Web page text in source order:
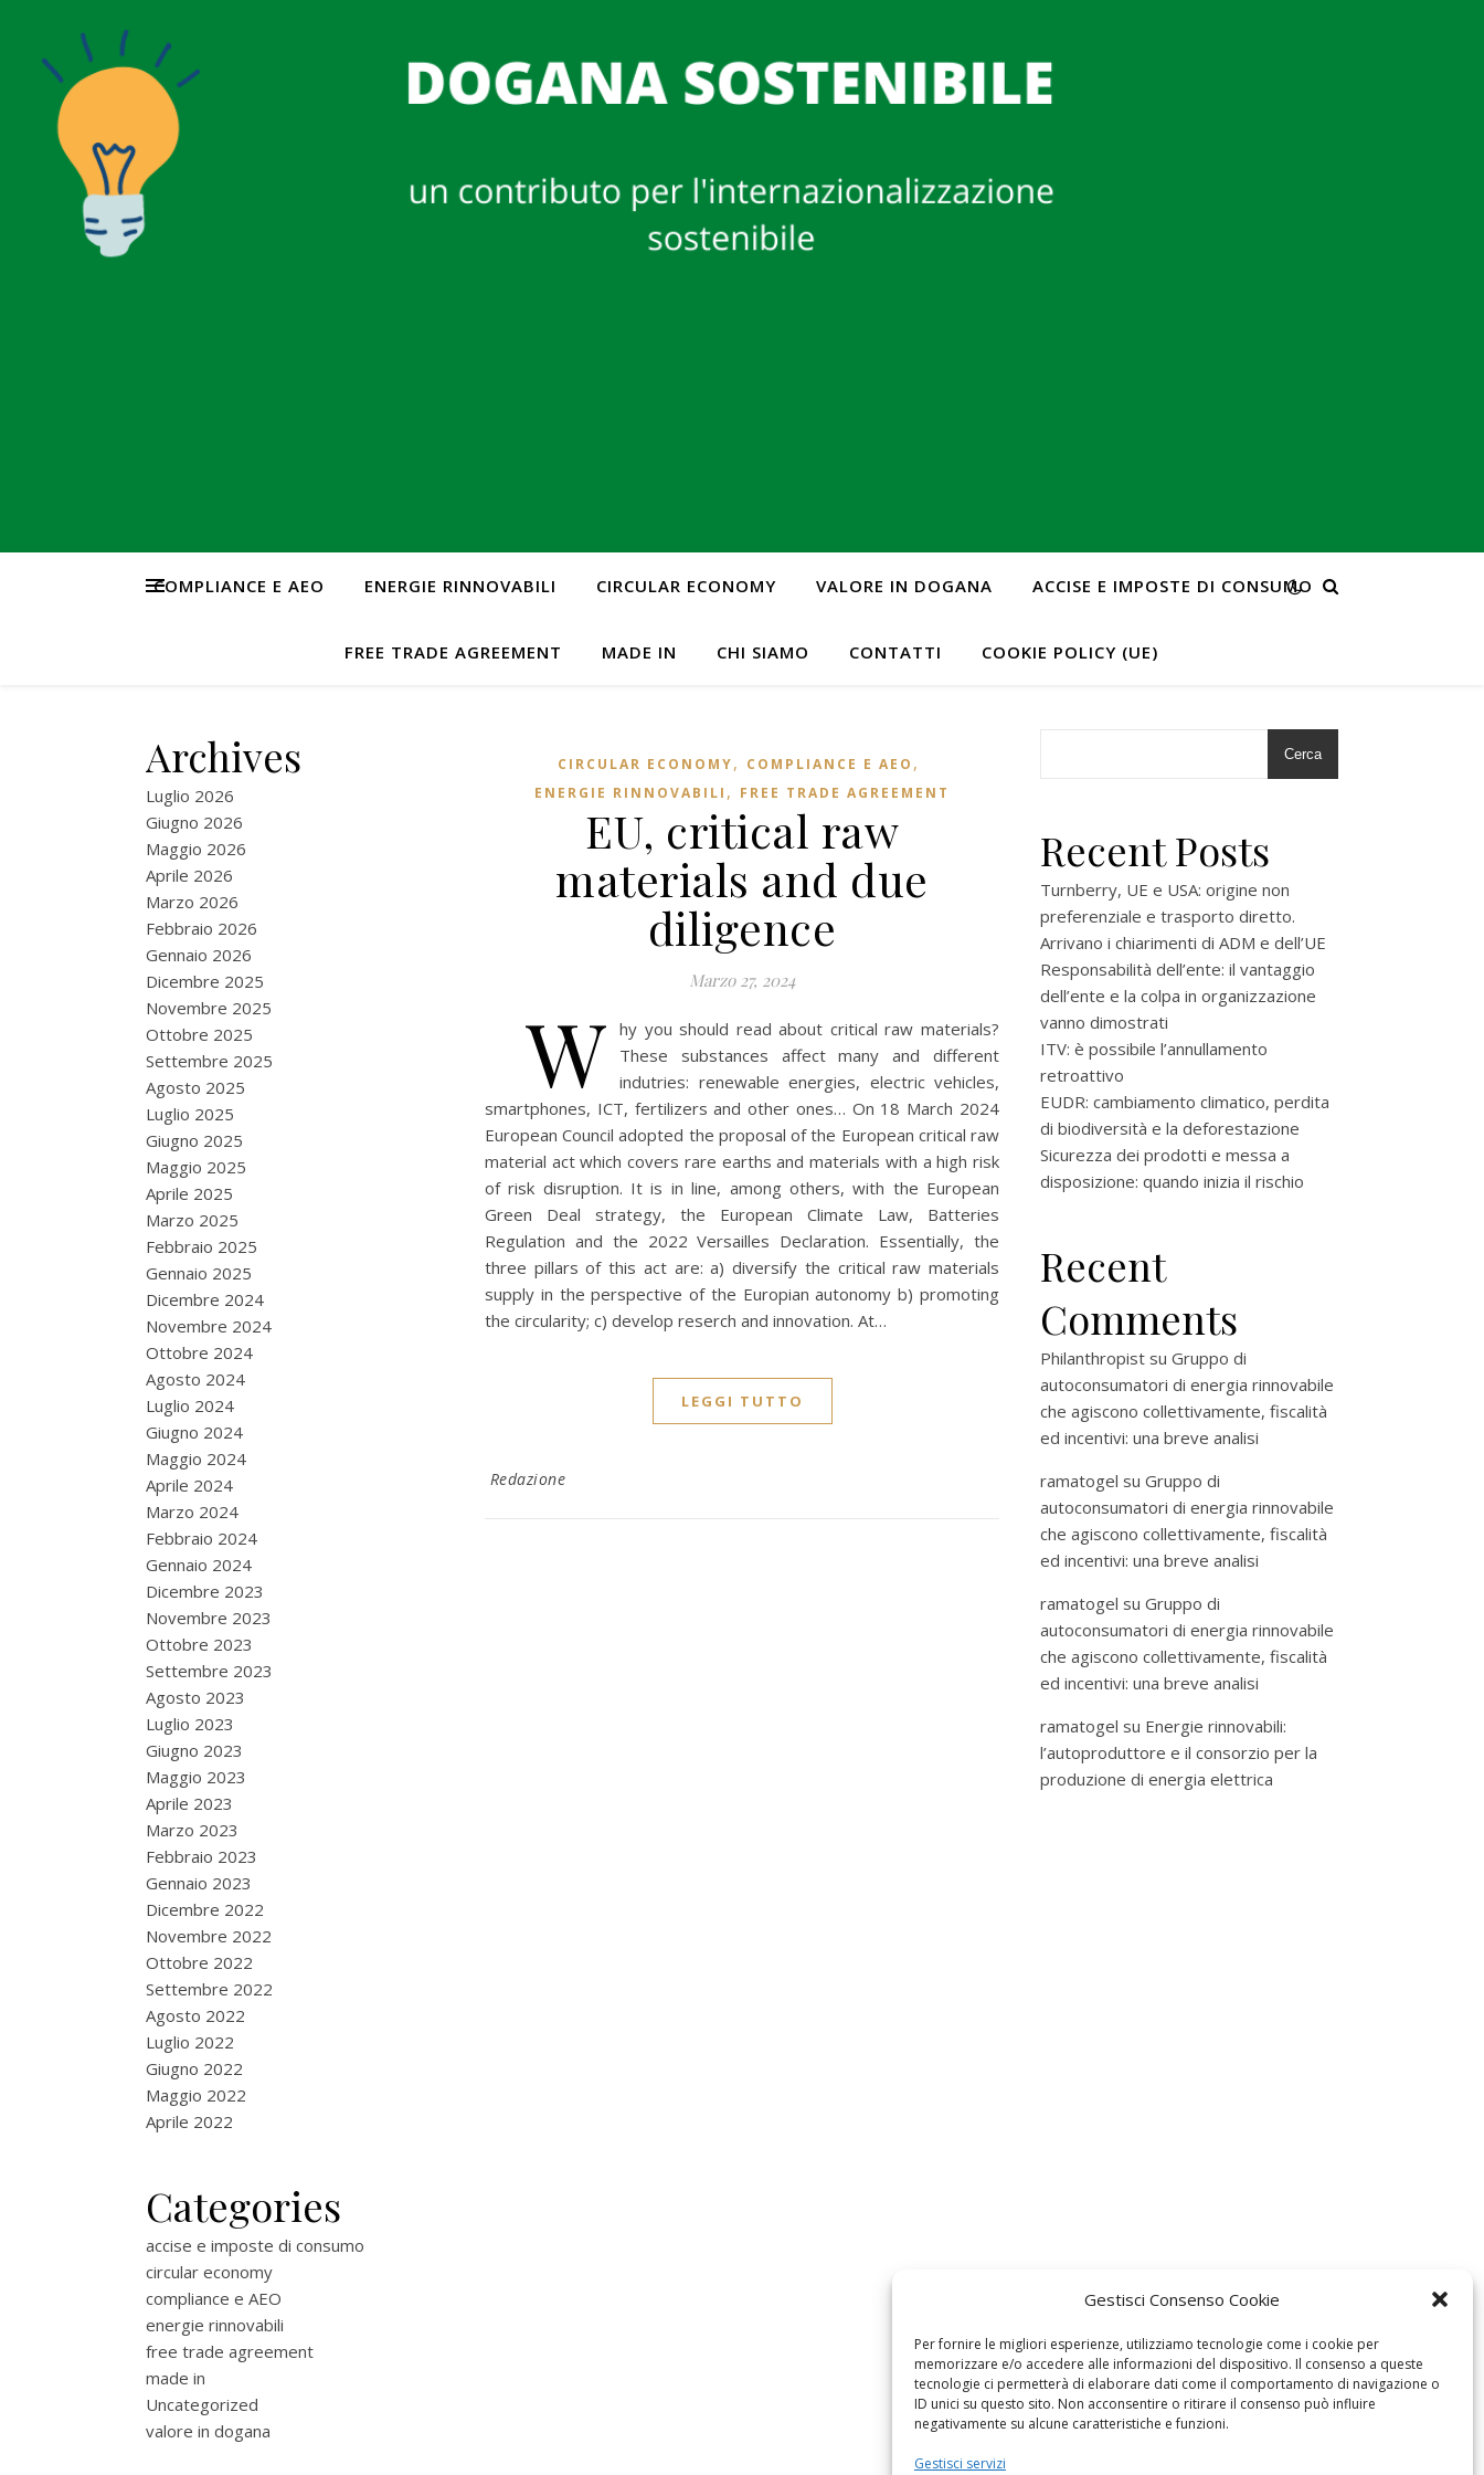
Gestisci Consenso Cookie
Per fornire le migliori esperienze, utilizziamo tecnologie come i cookie per
memorizzare e/o accedere alle informazioni del dispositivo. Il consenso a queste
tecnologie ci permetterà di elaborare dati come il comportamento di navigazione o
ID unici su questo sito. Non acconsentire o ritirare il consenso può influire
negativamente su alcune caratteristiche e funzioni.
Gestisci servizi
COMPLIANCE E AEO ENERGIE RINNOVABILI CIRCULAR ECONOMY VALORE IN DOGANA ACCISE E IMPOSTE DI CONSUMO
FREE TRADE AGREEMENT MADE IN CHI SIAMO CONTATTI COOKIE POLICY (UE)
Archives
Luglio 2026
Giugno 2026
Maggio 2026
Aprile 2026
Marzo 2026
Febbraio 2026
Gennaio 2026
Dicembre 2025
Novembre 2025
Ottobre 2025
Settembre 2025
Agosto 2025
Luglio 2025
Giugno 2025
Maggio 2025
Aprile 2025
Marzo 2025
Febbraio 2025
Gennaio 2025
Dicembre 2024
Novembre 2024
Ottobre 2024
Agosto 2024
Luglio 2024
Giugno 2024
Maggio 2024
Aprile 2024
Marzo 2024
Febbraio 2024
Gennaio 2024
Dicembre 2023
Novembre 2023
Ottobre 2023
Settembre 2023
Agosto 2023
Luglio 2023
Giugno 2023
Maggio 2023
Aprile 2023
Marzo 2023
Febbraio 2023
Gennaio 2023
Dicembre 2022
Novembre 2022
Ottobre 2022
Settembre 2022
Agosto 2022
Luglio 2022
Giugno 2022
Maggio 2022
Aprile 2022
Categories
accise e imposte di consumo
circular economy
compliance e AEO
energie rinnovabili
free trade agreement
made in
Uncategorized
valore in dogana
CIRCULAR ECONOMY, COMPLIANCE E AEO ,
ENERGIE RINNOVABILI , FREE TRADE AGREEMENT
EU, critical raw
materials and due
diligence
Marzo 27, 2024
W hy you should read about critical raw materials?
These substances affect many and different
indutries: renewable energies, electric vehicles,
smartphones, ICT, fertilizers and other ones… On 18 March 2024
European Council adopted the proposal of the European critical raw
material act which covers rare earths and materials with a high risk
of risk disruption. It is in line, among others, with the European
Green Deal strategy, the European Climate Law, Batteries
Regulation and the 2022 Versailles Declaration. Essentially, the
three pillars of this act are: a) diversify the critical raw materials
supply in the perspective of the Europian autonomy b) promoting
the circularity; c) develop reserch and innovation. At…
LEGGI TUTTO
Redazione
Cerca
Recent Posts
Turnberry, UE e USA: origine non
preferenziale e trasporto diretto.
Arrivano i chiarimenti di ADM e dell’UE
Responsabilità dell’ente: il vantaggio
dell’ente e la colpa in organizzazione
vanno dimostrati
ITV: è possibile l’annullamento
retroattivo
EUDR: cambiamento climatico, perdita
di biodiversità e la deforestazione
Sicurezza dei prodotti e messa a
disposizione: quando inizia il rischio
Recent
Comments
Philanthropist su Gruppo di
autoconsumatori di energia rinnovabile
che agiscono collettivamente, fiscalità
ed incentivi: una breve analisi
ramatogel su Gruppo di
autoconsumatori di energia rinnovabile
che agiscono collettivamente, fiscalità
ed incentivi: una breve analisi
ramatogel su Gruppo di
autoconsumatori di energia rinnovabile
che agiscono collettivamente, fiscalità
ed incentivi: una breve analisi
ramatogel su Energie rinnovabili:
l’autoproduttore e il consorzio per la
produzione di energia elettrica